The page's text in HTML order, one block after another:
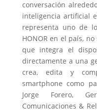
conversación
inteligencia artificial
representa uno de
HONOR en el país,
que integra el
directamente a una
crea, edita y
smartphone como
Jorge Forero,
Comunicaciones &